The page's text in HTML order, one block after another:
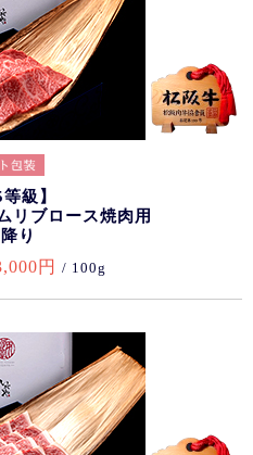
等級】
リブロース焼肉用
り
円 / 100g